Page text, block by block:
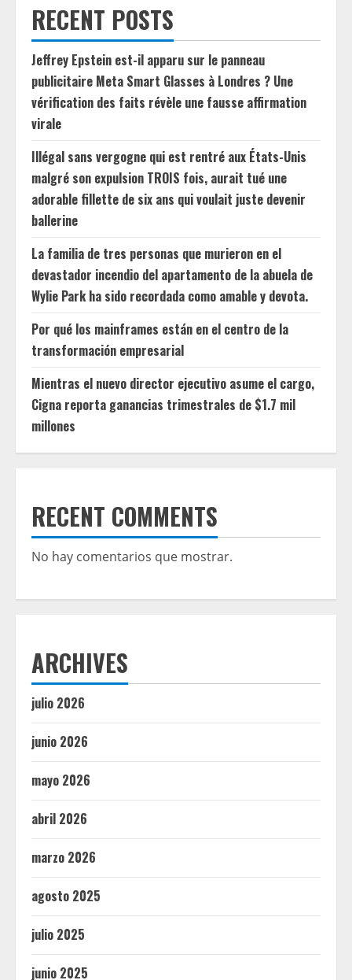
RECENT POSTS
Jeffrey Epstein est-il apparu sur le panneau
publicitaire Meta Smart Glasses à Londres ? Une
vérification des faits révèle une fausse affirmation
virale
Illégal sans vergogne qui est rentré aux États-Unis
malgré son expulsion TROIS fois, aurait tué une
adorable fillette de six ans qui voulait juste devenir
ballerine
La familia de tres personas que murieron en el
devastador incendio del apartamento de la abuela de
Wylie Park ha sido recordada como amable y devota.
Por qué los mainframes están en el centro de la
transformación empresarial
Mientras el nuevo director ejecutivo asume el cargo,
Cigna reporta ganancias trimestrales de $1.7 mil
millones
RECENT COMMENTS
No hay comentarios que mostrar.
ARCHIVES
julio 2026
junio 2026
mayo 2026
abril 2026
marzo 2026
agosto 2025
julio 2025
junio 2025